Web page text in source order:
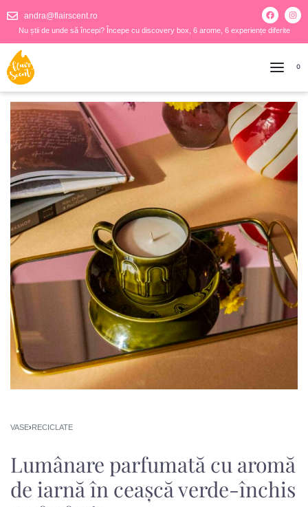
andra@flairscent.ro
Nu știi de unde să începi? Începe cu discovery box, 6 arome, 6 experiențe diferite
0
VASE›RECICLATE
Lumânare parfumată cu aromă
de iarnă în ceașcă verde-închis